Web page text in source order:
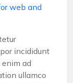
incididunt
ad
ullamco